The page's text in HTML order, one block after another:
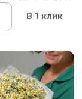
В 1 клик